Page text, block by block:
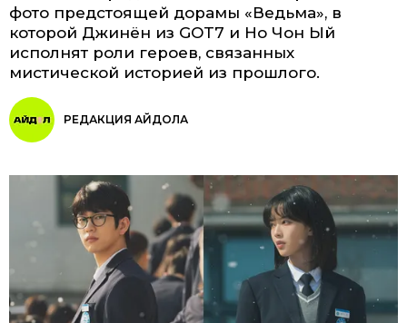
фото предстоящей дорамы «Ведьма», в
которой Джинён из GOT7 и Но Чон Ый
исполнят роли героев, связанных
мистической историей из прошлого.
РЕДАКЦИЯ АЙДОЛА